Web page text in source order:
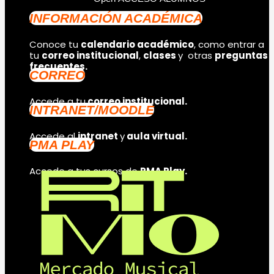
INFORMACIÓN ACADÉMICA
Conoce tu calendario académico, como entrar a
tu correo institucional, clasesy otras preguntas
frecuentes.
CORREO
Accede a tucorreo institucional.
INTRANET/MOODLE
Accede alintranetyaula virtual.
PMA PLAY
Accede a tus cursos dePMA Play.